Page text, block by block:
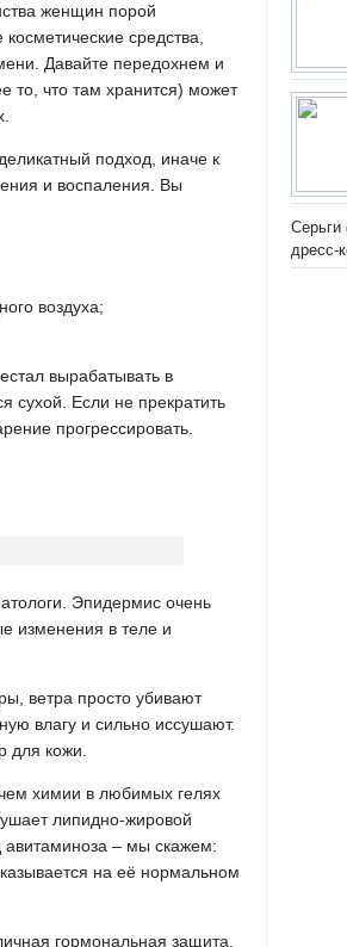
женщин порой
средства,
Давайте передохнем и
то, что там хранится) может
подход, иначе к
и воспаления. Вы
воздуха;
вырабатывать в
сухой. Если не прекратить
прогрессировать.
Эпидермис очень
изменения в теле и
ветра просто убивают
влагу и сильно иссушают.
для кожи.
химии в любимых гелях
липидно-жировой
– мы скажем:
на её нормальном
гормональная защита,
дресс-